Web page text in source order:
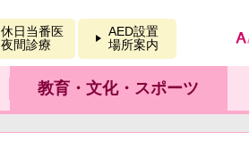
休日当番医
夜間診療
AED設置
場所案内
教育・文化・スポーツ